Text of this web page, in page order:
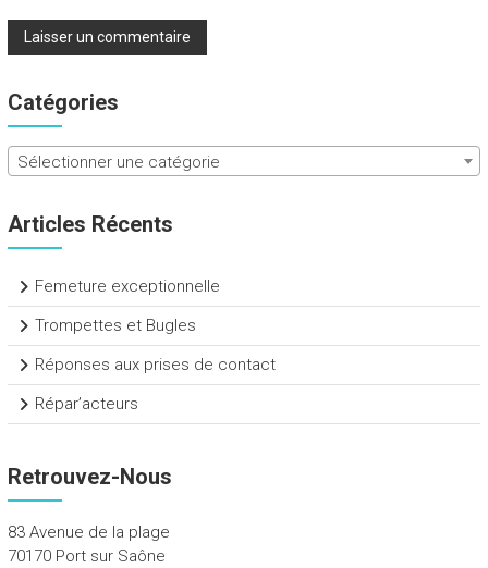
Catégories
Sélectionner une catégorie
Articles Récents
Femeture exceptionnelle
Trompettes et Bugles
Réponses aux prises de contact
Répar’acteurs
Retrouvez-Nous
83 Avenue de la plage
70170 Port sur Saône